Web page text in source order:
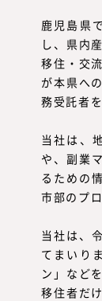
鹿児島県
し、県内
移住・交
が本県へ
務受託者
当社は、
や、副業
るための
市部のプ
当社は、
てまいり
ン」など
移住者だ